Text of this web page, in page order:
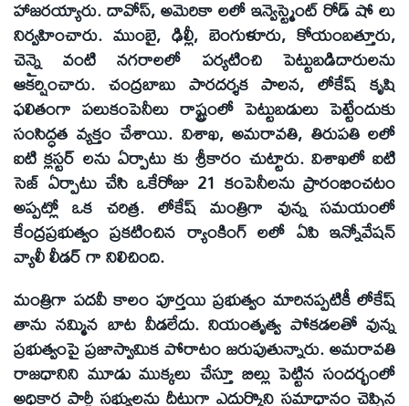
హాజరయ్యారు. దావోస్, అమెరికా లలో ఇన్వెస్ట్మెంట్ రోడ్ షో లు
నిర్వహించారు. ముంబై, ఢిల్లీ, బెంగుళూరు, కోయంబత్తూరు,
చెన్నై వంటి నగరాలలో పర్యటించి పెట్టుబడిదారులను
ఆకర్షించారు. చంద్రబాబు పారదర్శక పాలన, లోకేష్ కృషి
ఫలితంగా పలుకంపెనీలు రాష్ట్రంలో పెట్టుబడులు పెట్టేందుకు
సంసిద్ధత వ్యక్తం చేశాయి. విశాఖ, అమరావతి, తిరుపతి లలో
ఐటి క్లస్టర్ లను ఏర్పాటు కు శ్రీకారం చుట్టారు. విశాఖలో ఐటి
సెజ్ ఏర్పాటు చేసి ఒకేరోజు 21 కంపెనీలను ప్రారంభించటం
అప్పట్లో ఒక చరిత్ర. లోకేష్ మంత్రిగా వున్న సమయంలో
కేంద్రప్రభుత్వం ప్రకటించిన ర్యాంకింగ్ లలో ఏపి ఇన్నోవేషన్
వ్యాలీ లీడర్ గా నిలిచింది.
మంత్రిగా పదవీ కాలం పూర్తయి ప్రభుత్వం మారినప్పటికీ లోకేష్
తాను నమ్మిన బాట వీడలేదు. నియంతృత్వ పోకడలతో వున్న
ప్రభుత్వంపై ప్రజాస్వామిక పోరాటం జరుపుతున్నారు. అమరావతి
రాజధానిని మూడు ముక్కలు చేస్తూ బిల్లు పెట్టిన సందర్భంలో
అధికార పార్టీ సభ్యులను దీటుగా ఎదుర్కొని సమాధానం చెప్పిన